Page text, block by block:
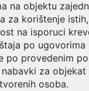
na objektu
za korištenje
na isporuci
po ugovorima
po provedenim
nabavki za
osoba.